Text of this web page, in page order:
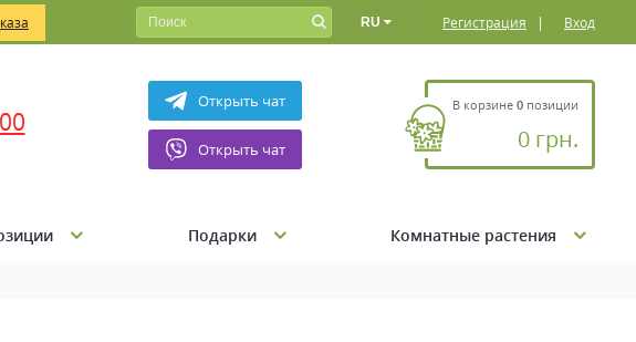
RU Регистрация | Вход
Открыть чат
Открыть чат
В корзине 0 позиции
0 грн.
Подарки Комнатные растения